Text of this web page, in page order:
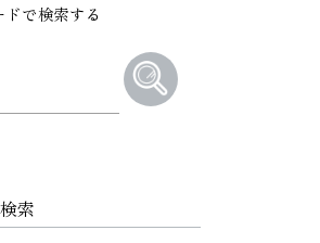
で検索する
索